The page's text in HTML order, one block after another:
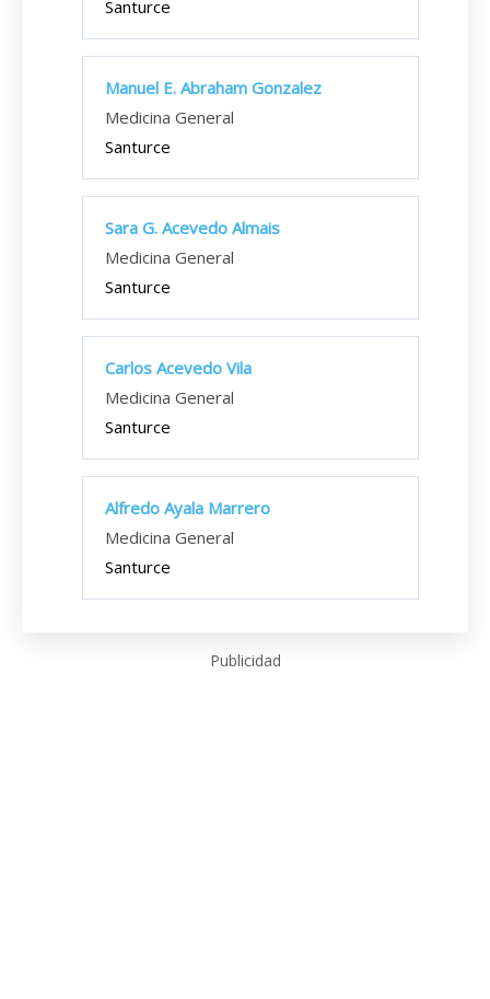
Santurce
Manuel E. Abraham Gonzalez
Medicina General
Santurce
Sara G. Acevedo Almais
Medicina General
Santurce
Carlos Acevedo Vila
Medicina General
Santurce
Alfredo Ayala Marrero
Medicina General
Santurce
Publicidad